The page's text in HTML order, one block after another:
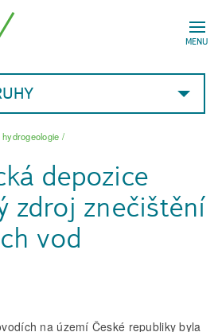
MENU
/
depozice
zdroj znečištění
vod
na území České republiky byla